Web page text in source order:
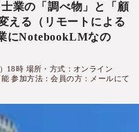
業の「調べ物」と「顧
える（リモートによる
にNotebookLMなの
18時 場所・方式：オンライン
参加方法：会員の方：メールにて